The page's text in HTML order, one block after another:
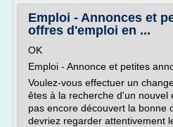
Emploi - Annonces et
offres d'emploi en ...
OK
Emploi - Annonce et petites
Voulez-vous effectuer un
êtes à la recherche d'un nouvel
pas encore découvert la bonne
devriez regarder attentivement